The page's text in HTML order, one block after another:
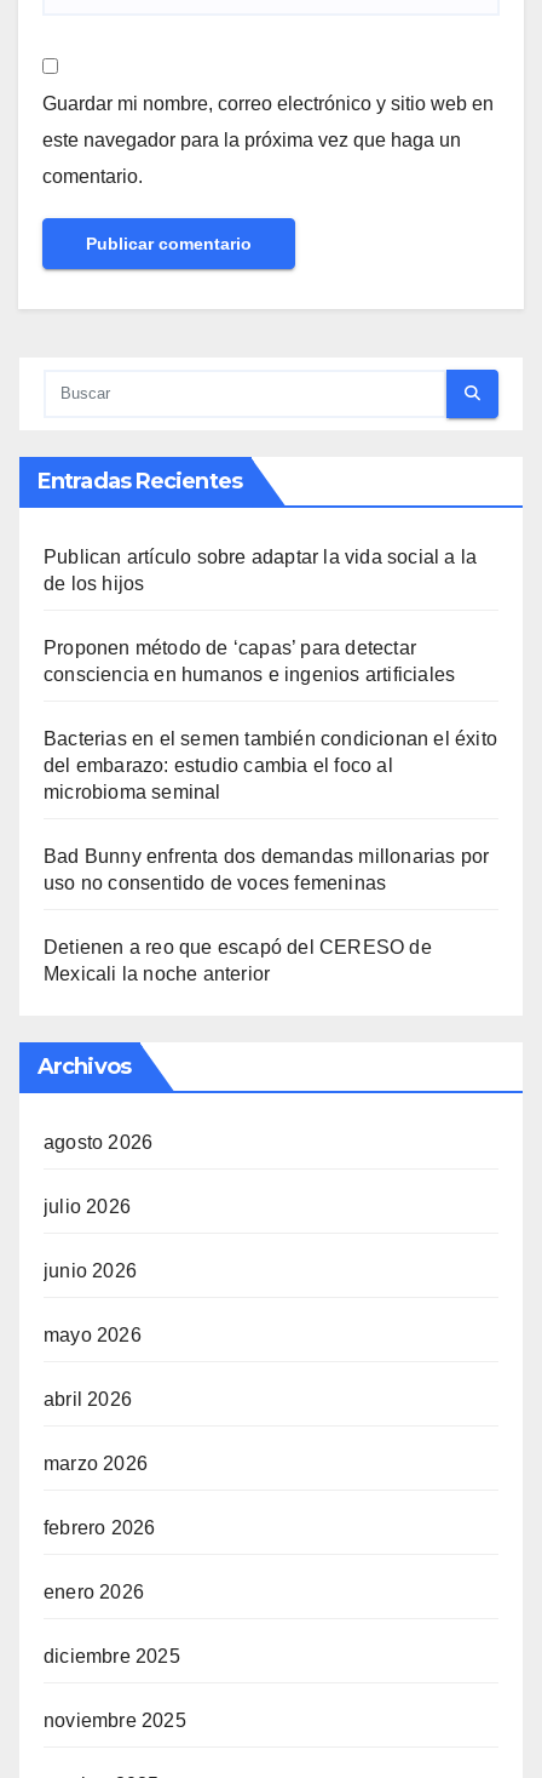
Guardar mi nombre, correo electrónico y sitio web en
este navegador para la próxima vez que haga un
comentario.
Entradas Recientes
Publican artículo sobre adaptar la vida social a la
de los hijos
Proponen método de ‘capas’ para detectar
consciencia en humanos e ingenios artificiales
Bacterias en el semen también condicionan el éxito
del embarazo: estudio cambia el foco al
microbioma seminal
Bad Bunny enfrenta dos demandas millonarias por
uso no consentido de voces femeninas
Detienen a reo que escapó del CERESO de
Mexicali la noche anterior
Archivos
agosto 2026
julio 2026
junio 2026
mayo 2026
abril 2026
marzo 2026
febrero 2026
enero 2026
diciembre 2025
noviembre 2025